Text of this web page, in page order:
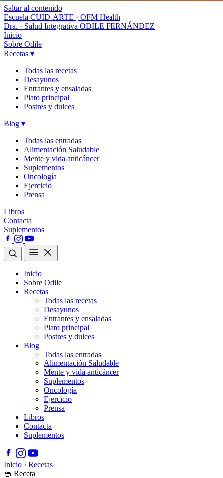
Saltar al contenido
Escuela CUID-ARTE · OFM Health
Dra. · Salud Integrativa ODILE FERNÁNDEZ
Inicio
Sobre Odile
Recetas ▾
Todas las recetas
Desayunos
Entrantes y ensaladas
Plato principal
Postres y dulces
Blog ▾
Todas las entradas
Alimentación Saludable
Mente y vida anticáncer
Suplementos
Oncología
Ejercicio
Prensa
Libros
Contacta
Suplementos
Inicio
Sobre Odile
Recetas
Todas las recetas
Desayunos
Entrantes y ensaladas
Plato principal
Postres y dulces
Blog
Todas las entradas
Alimentación Saludable
Mente y vida anticáncer
Suplementos
Oncología
Ejercicio
Prensa
Libros
Contacta
Suplementos
Inicio › Recetas
🥣 Receta